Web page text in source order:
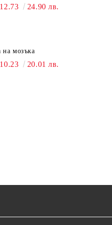
24.90 лв.
на мозъка
20.01 лв.